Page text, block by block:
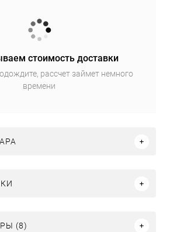
стоимость доставки
рассчет займет немного
времени
(8)